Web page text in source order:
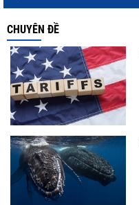
CHUYÊN ĐỀ